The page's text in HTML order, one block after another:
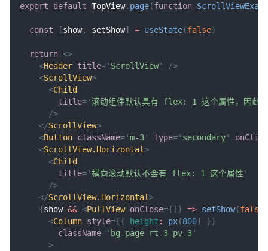
export default TopView. page(function
const [show, setShow] = useState(false)
return <>
<Header title=' ScrollView'
/>
<ScrollView>
<Child
title='滚动组件默认具有 flex: 1 这个属性，因此，
/>
</ScrollView>
<Button className='m-3' type=' secondary'
onClick
<ScrollView.Horizontal>
<Child
title='横向滚动默认不会有 flex: 1 这个属性 '
/>
</ScrollView.Horizontal>
{show && <PullView onClose={ ( ) => setShow(false
<Column style={{ height : px(800) }}
className=' bg-page rt-3 pv-3'
>